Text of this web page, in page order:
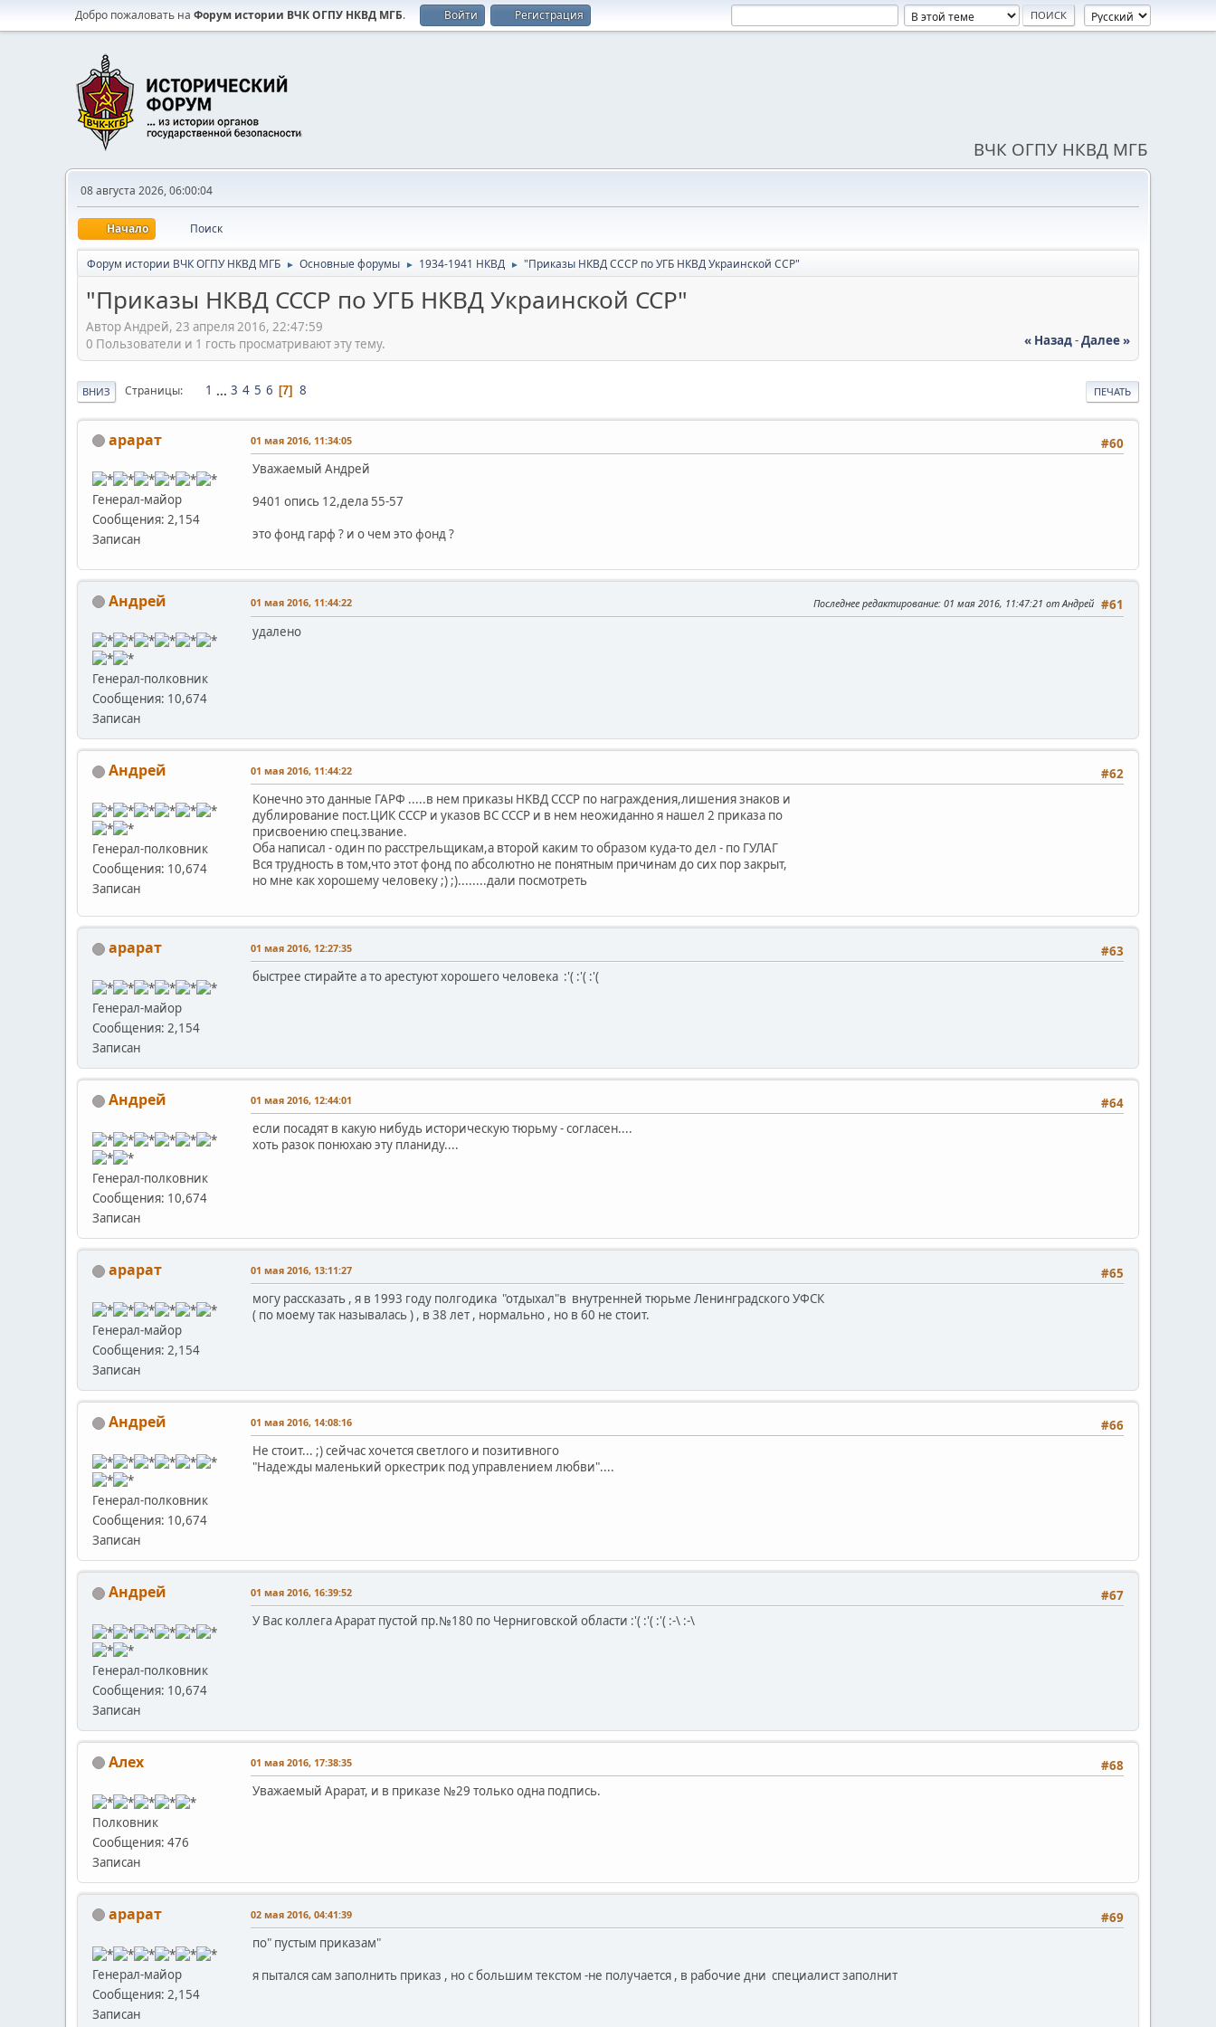
Добро пожаловать на Форум истории ВЧК ОГПУ НКВД МГБ. Войти Регистрация
ВЧК ОГПУ НКВД МГБ
08 августа 2026, 06:00:04
Начало Поиск
Форум истории ВЧК ОГПУ НКВД МГБ ► Основные форумы ► 1934-1941 НКВД ► "Приказы НКВД СССР по УГБ НКВД Украинской ССР"
"Приказы НКВД СССР по УГБ НКВД Украинской ССР"
Автор Андрей, 23 апреля 2016, 22:47:59
« Назад-Далее »
0 Пользователи и 1 гость просматривают эту тему.
ПЕЧАТЬ
ВНИЗ Страницы 1 ... 3 4 5 6 7 8
арарат
Генерал-майор
Сообщения: 2,154
Записан
#60
01 мая 2016, 11:34:05
Уважаемый Андрей
9401 опись 12,дела 55-57
это фонд гарф ? и о чем это фонд ?
Андрей
Генерал-полковник
Сообщения: 10,674
Записан
#61
01 мая 2016, 11:44:22 Последнее редактирование: 01 мая 2016, 11:47:21 от Андрей
удалено
Андрей
Генерал-полковник
Сообщения: 10,674
Записан
#62
01 мая 2016, 11:44:22
Конечно это данные ГАРФ .....в нем приказы НКВД СССР по награждения,лишения знаков и
дублирование пост.ЦИК СССР и указов ВС СССР и в нем неожиданно я нашел 2 приказа по
присвоению спец.звание.
Оба написал - один по расстрельщикам,а второй каким то образом куда-то дел - по ГУЛАГ
Вся трудность в том,что этот фонд по абсолютно не понятным причинам до сих пор закрыт,
но мне как хорошему человеку ;) ;)........дали посмотреть
арарат
Генерал-майор
Сообщения: 2,154
Записан
#63
01 мая 2016, 12:27:35
быстрее стирайте а то арестуют хорошего человека :'( :'( :'(
Андрей
Генерал-полковник
Сообщения: 10,674
Записан
#64
01 мая 2016, 12:44:01
если посадят в какую нибудь историческую тюрьму - согласен....
хоть разок понюхаю эту планиду....
арарат
Генерал-майор
Сообщения: 2,154
Записан
#65
01 мая 2016, 13:11:27
могу рассказать , я в 1993 году полгодика "отдыхал"в внутренней тюрьме Ленинградского УФСК
( по моему так называлась ) , в 38 лет , нормально , но в 60 не стоит.
Андрей
Генерал-полковник
Сообщения: 10,674
Записан
#66
01 мая 2016, 14:08:16
Не стоит... ;) сейчас хочется светлого и позитивного
"Надежды маленький оркестрик под управлением любви"....
Андрей
Генерал-полковник
Сообщения: 10,674
Записан
#67
01 мая 2016, 16:39:52
У Вас коллега Арарат пустой пр.№180 по Черниговской области :'( :'( :'( :-\ :-\
Алех
Полковник
Сообщения: 476
Записан
#68
01 мая 2016, 17:38:35
Уважаемый Арарат, и в приказе №29 только одна подпись.
арарат
Генерал-майор
Сообщения: 2,154
Записан
#69
02 мая 2016, 04:41:39
по" пустым приказам"
я пытался сам заполнить приказ , но с большим текстом -не получается , в рабочие дни специалист заполнит